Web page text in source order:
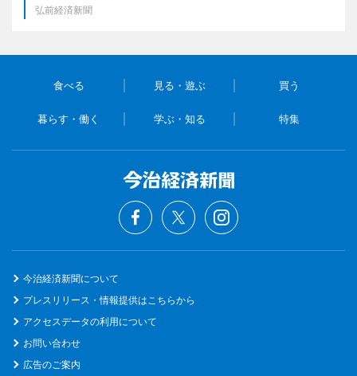
弘前経済新聞
食べる 見る・遊ぶ 買う
暮らす・働く 学ぶ・知る 特集
今治経済新聞について
プレスリリース・情報提供はこちらから
アクセスデータの利用について
お問い合わせ
広告のご案内